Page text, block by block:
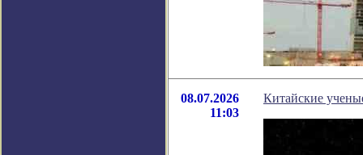
08.07.2026
11:03
Китайские